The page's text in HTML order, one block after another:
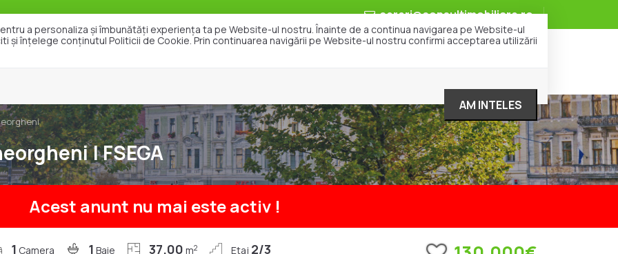
a personaliza și îmbunătăți experiența ta pe Website-ul nostru. Înainte de a continua navigarea pe Website-ul
și înțelege conținutul Politicii de Cookie. Prin continuarea navigării pe Website-ul nostru confirmi acceptarea utilizării
AM INTELES
cereri@consultimobiliare.ro
| FSEGA
Acest anunt nu mai este activ !
1 Camera 1 Baie 37.00 m2 Etaj 2/3